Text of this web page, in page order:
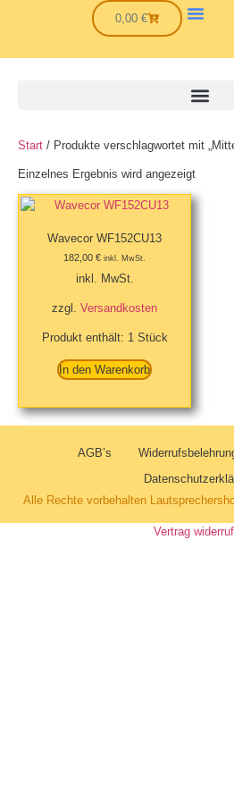
0,00€
Start / Produkte verschlagwortet mit
Einzelnes Ergebnis wird angezeigt
Wavecor WF152CU13
182,00 € inkl. MwSt.
inkl. MwSt.
zzgl. Versandkosten
Produkt enthält: 1 Stück
In den Warenkorb
AGB’s
Alle Rechte vorbehalten
Vertrag